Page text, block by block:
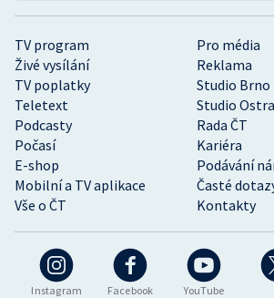
Instagram Facebook YouTube
TV program
Pro média
Živé vysílání
Reklama
TV poplatky
Studio Brno
Teletext
Studio
Podcasty
Rada ČT
Počasí
Kariéra
E-shop
Podávání
Mobilní a TV aplikace
Časté
Vše o ČT
Kontakty